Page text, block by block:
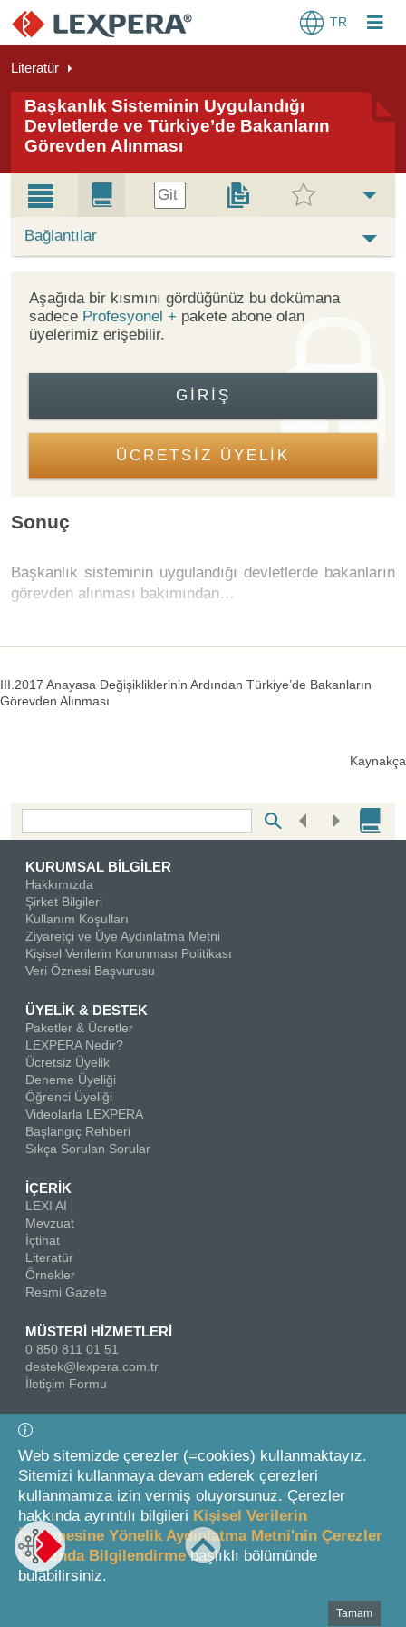
TR
Literatür
Başkanlık Sisteminin Uygulandığı
Devletlerde ve Türkiye’de Bakanların
Görevden Alınması
Git
Bağlantılar
Aşağıda bir kısmını gördüğünüz bu dokümana
sadece Profesyonel + pakete abone olan
üyelerimiz erişebilir.
GIRIŞ
ÜCRETSİZ ÜYELİK
Sonuç
Başkanlık sisteminin uygulandığı devletlerde bakanların
görevden alınması bakımından…
III.2017 Anayasa Değişikliklerinin Ardından Türkiye’de Bakanların
Görevden Alınması
Kaynakça
Bottom Search Toolbar Highlight Text
KURUMSAL BİLGİLER
Hakkımızda
Şirket Bilgileri
Kullanım Koşulları
Ziyaretçi ve Üye Aydınlatma Metni
Kişisel Verilerin Korunması Politikası
Veri Öznesi Başvurusu
ÜYELİK & DESTEK
Paketler & Ücretler
LEXPERA Nedir?
Ücretsiz Üyelik
Deneme Üyeliği
Öğrenci Üyeliği
Videolarla LEXPERA
Başlangıç Rehberi
Sıkça Sorulan Sorular
İÇERİK
LEXI AI
Mevzuat
İçtihat
Literatür
Örnekler
Resmi Gazete
MÜSTERİ HİZMETLERİ
0 850 811 01 51
destek@lexpera.com.tr
İletişim Formu
Bizi Takip Edin
© 2026 On İki Levha Yayıncılık A.Ş.
Web sitemizde çerezler (=cookies) kullanmaktayız.
Sitemizi kullanmaya devam ederek çerezleri
kullanmamıza izin vermiş oluyorsunuz. Çerezler
hakkında ayrıntılı bilgileri Kişisel Verilerin
İşlenmesine Yönelik Aydınlatma Metni'nin Çerezler
Hakkında Bilgilendirmebaşlıklı bölümünde
bulabilirsiniz.
Tamam